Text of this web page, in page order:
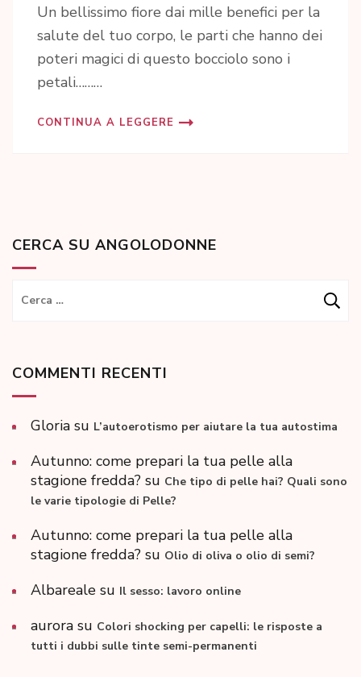
Un bellissimo fiore dai mille benefici per la
salute del tuo corpo, le parti che hanno dei
poteri magici di questo bocciolo sono i
petali………
CONTINUA A LEGGERE
CERCA SU ANGOLODONNE
Ricerca
COMMENTI RECENTI
Gloria su L’autoerotismo per aiutare la tua autostima
Autunno: come prepari la tua pelle alla
stagione fredda? su Che tipo di pelle hai? Quali sono
le varie tipologie di Pelle?
Autunno: come prepari la tua pelle alla
stagione fredda? su Olio di oliva o olio di semi?
Albareale su Il sesso: lavoro online
aurora su Colori shocking per capelli: le risposte a
tutti i dubbi sulle tinte semi-permanenti